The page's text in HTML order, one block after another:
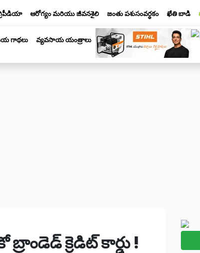
ఆరోగ్యం మరియు జీవనశైలి జంతు పశుసంవర్ధకం ఖేతి బాడి
గాథలు వ్యవసాయ యంత్రాలు
బ్రాండెడ్ క్రెడిట్ కార్డు !